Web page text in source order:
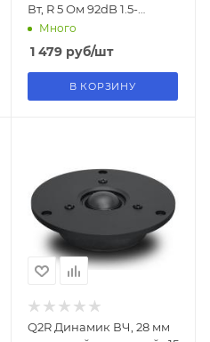
Вт, R 5 Ом 92dB 1.5-
20KHZ
Много
1 479руб/шт
В КОРЗИНУ
Q2R Динамик ВЧ, 28 мм